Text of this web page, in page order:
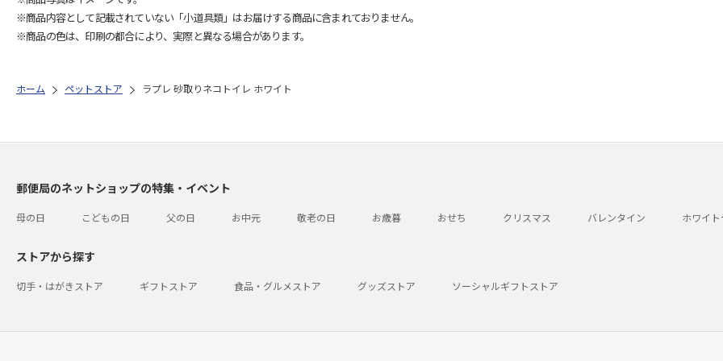
※商品内容として記載されていない「小道具類」はお届けする商品に含まれておりません。
※商品の色は、印刷の都合により、実際と異なる場合があります。
ホーム ペットストア ラプレ 砂取りネコトイレ ホワイト
郵便局のネットショップの特集・イベント
母の日 こどもの日 父の日 お中元 敬老の日 お歳暮 おせち クリスマス バレンタイン ホワイ
ストアから探す
切手・はがきストア ギフトストア 食品・グルメストア グッズストア ソーシャルギフトストア